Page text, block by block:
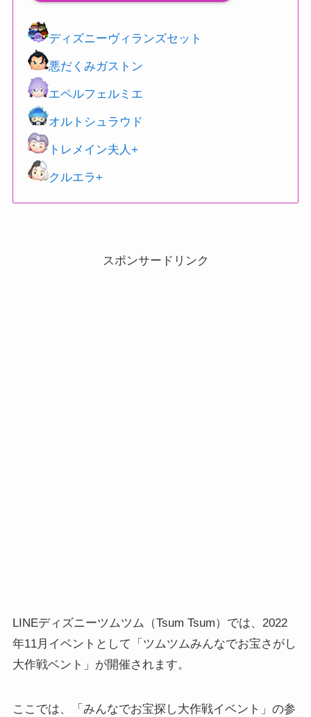
ディズニーヴィランズセット
悪だくみガストン
エペルフェルミエ
オルトシュラウド
トレメイン夫人+
クルエラ+
スポンサードリンク
LINEディズニーツムツム（Tsum Tsum）では、2022
年11月イベントとして「ツムツムみんなでお宝さがし
大作戦ベント」が開催されます。
ここでは、「みんなでお宝探し大作戦イベント」の参